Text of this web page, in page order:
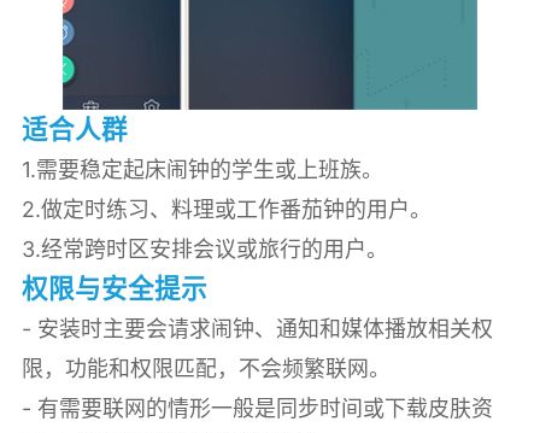
适合人群
1.需要稳定起床闹钟的学生或上班族。
2.做定时练习、料理或工作番茄钟的用户。
3.经常跨时区安排会议或旅行的用户。
权限与安全提示
- 安装时主要会请求闹钟、通知和媒体播放相关权
限，功能和权限匹配，不会频繁联网。
- 有需要联网的情形一般是同步时间或下载皮肤资